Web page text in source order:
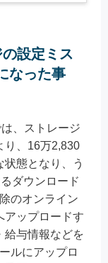
設定ミス
なった事
、ストレージ
り、16万2,830
状態となり、う
ダウンロード
のオンライン
アップロードす
給与情報などを
ルにアップロ